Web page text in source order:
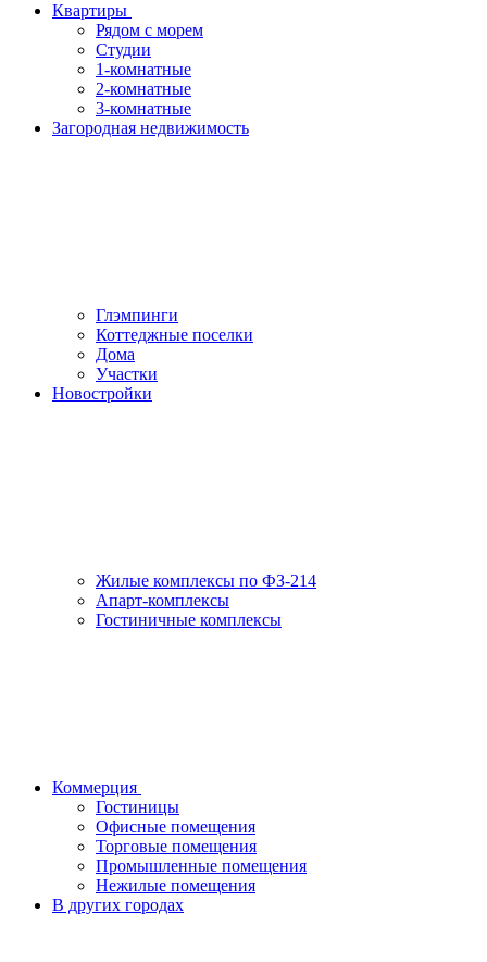
Квартиры
Рядом с морем
Студии
1-комнатные
2-комнатные
3-комнатные
Загородная недвижимость
Глэмпинги
Коттеджные поселки
Дома
Участки
Новостройки
Жилые комплексы по ФЗ-214
Апарт-комплексы
Гостиничные комплексы
Коммерция
Гостиницы
Офисные помещения
Торговые помещения
Промышленные помещения
Нежилые помещения
В других городах